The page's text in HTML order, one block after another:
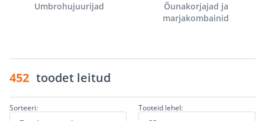
Umbrohujuurijad
Õunakorjajad ja
marjakombainid
452 toodet leitud
Sorteeri: Tooteid lehel: